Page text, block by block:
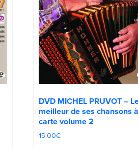
DVD MICHEL PRUVOT –
meilleur de ses chansons
carte volume 2
15,00€